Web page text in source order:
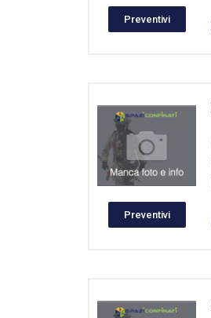
Preventivi
Preventivi